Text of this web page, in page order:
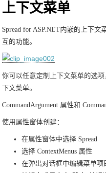
上下文菜单
Spread for ASP.NET内嵌的上下
互的功能。
你可以任意定制上下文菜单的选
下文菜单。
CommandArgument 属性和
使用属性窗体创建：
在属性窗体中选择 Spread
选择 ContextMenus 属性
在弹出对话框中编辑菜单项